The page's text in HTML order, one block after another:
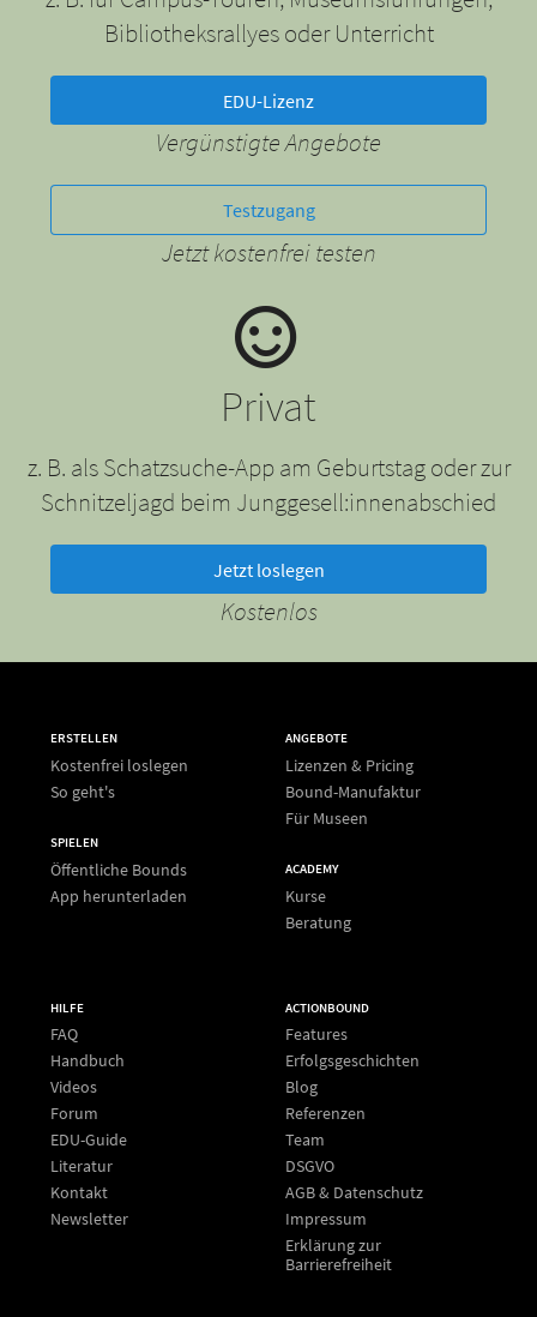
Bibliotheksrallyes oder Unterricht
EDU-Lizenz
Vergünstigte Angebote
Testzugang
Jetzt kostenfrei testen
Privat
z. B. als Schatzsuche-App am Geburtstag oder zur
Schnitzeljagd beim Junggesell:innenabschied
Jetzt loslegen
Kostenlos
ERSTELLEN
Kostenfrei loslegen
So geht's
SPIELEN
Öffentliche Bounds
App herunterladen
ANGEBOTE
Lizenzen & Pricing
Bound-Manufaktur
Für Museen
ACADEMY
Kurse
Beratung
HILFE
FAQ
Handbuch
Videos
Forum
EDU-Guide
Literatur
Kontakt
Newsletter
ACTIONBOUND
Features
Erfolgsgeschichten
Blog
Referenzen
Team
DSGVO
AGB & Datenschutz
Impressum
Erklärung zur
Barrierefreiheit